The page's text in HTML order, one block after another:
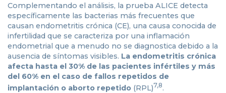
Complementando el análisis, la prueba ALICE detecta
específicamente las bacterias más frecuentes que
causan endometritis crónica (CE), una causa conocida de
infertilidad que se caracteriza por una inflamación
endometrial que a menudo no se diagnostica debido a la
ausencia de síntomas visibles. La endometritis crónica
afecta hasta el 30% de las pacientes infértiles y más
del 60% en el caso de fallos repetidos de
implantación o aborto repetido (RPL)7,8.